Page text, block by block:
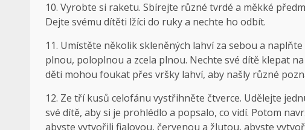
10. Vyrobte si raketu. Sbírejte různé tvrdé a měkké
Dejte svému dítěti lžíci do ruky a nechte ho odbít.
11. Umístěte několik skleněných lahví za sebou a
plnou, poloplnou a zcela plnou. Nechte své dítě klepat
děti mohou foukat přes vršky lahví, aby našly různé
12. Ze tří kusů celofánu vystřihněte čtverce. Udělejte
své dítě, aby si je prohlédlo a popsalo, co vidí. Potom
abyste vytvořili fialovou, červenou a žlutou, abyste